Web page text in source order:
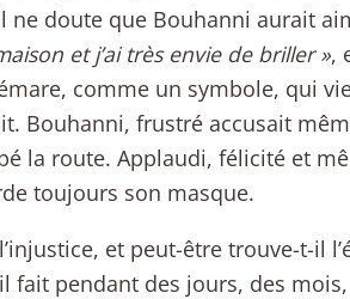
doute que Bouhanni aurait
et j’ai très envie de briller »,
comme un symbole, qui
Bouhanni, frustré accusait
la route. Applaudi, félicité et
toujours son masque.
et peut-être trouve-t-il
fait pendant des jours, des